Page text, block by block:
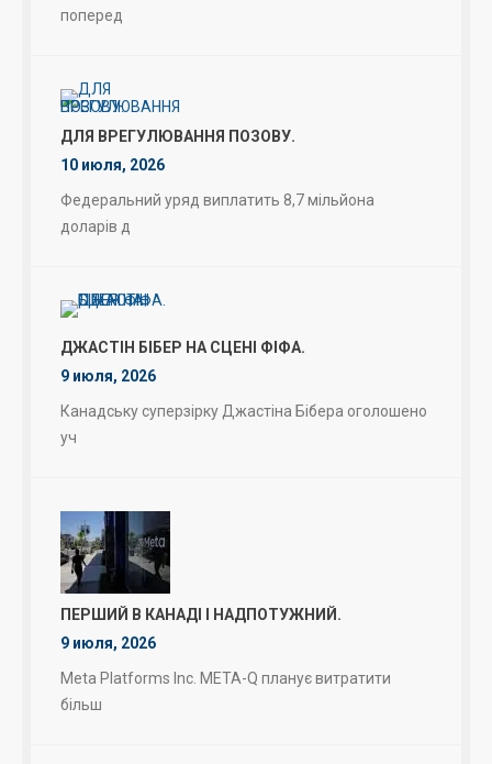
поперед
ДЛЯ ВРЕГУЛЮВАННЯ ПОЗОВУ.
10 июля, 2026
Федеральний уряд виплатить 8,7 мільйона
доларів д
ДЖАСТІН БІБЕР НА СЦЕНІ ФІФА.
9 июля, 2026
Канадську суперзірку Джастіна Бібера оголошено
уч
ПЕРШИЙ В КАНАДІ І НАДПОТУЖНИЙ.
9 июля, 2026
Meta Platforms Inc. META-Q планує витратити
більш